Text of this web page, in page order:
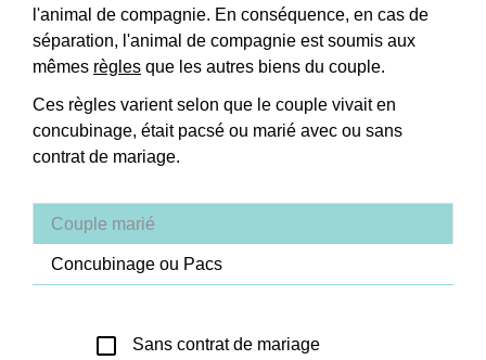
l'animal de compagnie. En conséquence, en cas de
séparation, l'animal de compagnie est soumis aux
mêmes règles que les autres biens du couple.
Ces règles varient selon que le couple vivait en
concubinage, était pacsé ou marié avec ou sans
contrat de mariage.
Couple marié
Concubinage ou Pacs
check_box_outline_blank Sans contrat de mariage